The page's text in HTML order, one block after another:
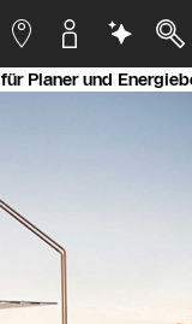
Planer und